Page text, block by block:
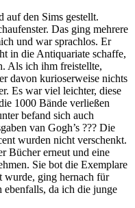
auf den Sims gestellt.
Das ging mehrere
und war sprachlos. Er
in die Antiquariate schaffe,
Als ich ihm freistellte,
davon kurioserweise nichts
Es war viel leichter, diese
1000 Bände verließen
befand sich auch
van Gogh’s ??? Die
wurden nicht verschenkt.
Bücher erneut und eine
Sie bot die Exemplare
wurde, ging hernach für
da ich die junge